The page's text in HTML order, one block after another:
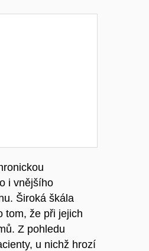
i vnějšího
Široká škála
tom, že při jejich
Z pohledu
u nichž hrozí